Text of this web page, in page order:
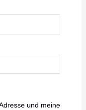
und meine